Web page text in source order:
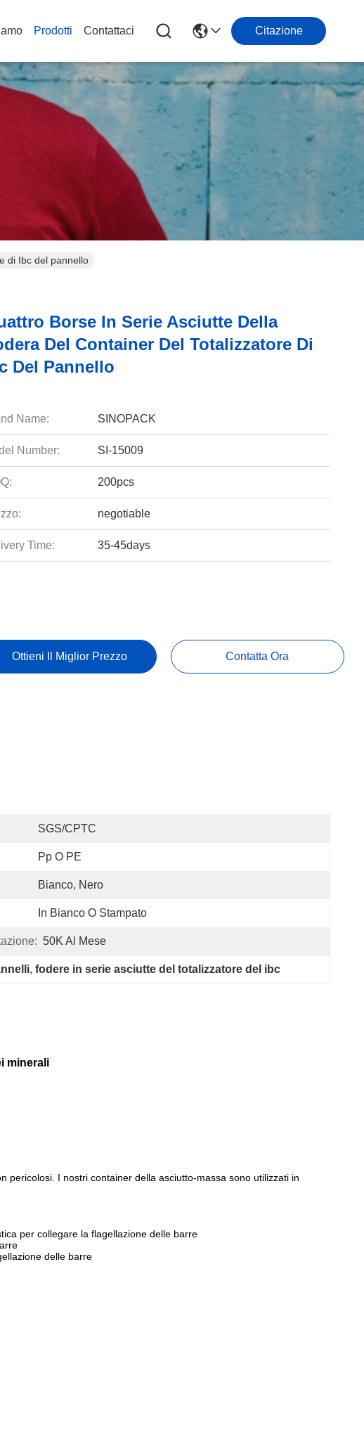
Prodotti Contattaci Citazione
di Ibc del pannello
Borse In Serie Asciutte Della
Del Container Del Totalizzatore Di
Del Pannello
Name: SINOPACK
Number: SI-15009
200pcs
negotiable
Time: 35-45days
Ottieni Il Miglior Prezzo Contatta Ora
SGS/CPTC
Pp O PE
Bianco, Nero
In Bianco O Stampato
50K Al Mese
, fodere in serie asciutte del totalizzatore del ibc
minerali
pericolosi. I nostri container della asciutto-massa sono utilizzati in
per collegare la flagellazione delle barre
delle barre